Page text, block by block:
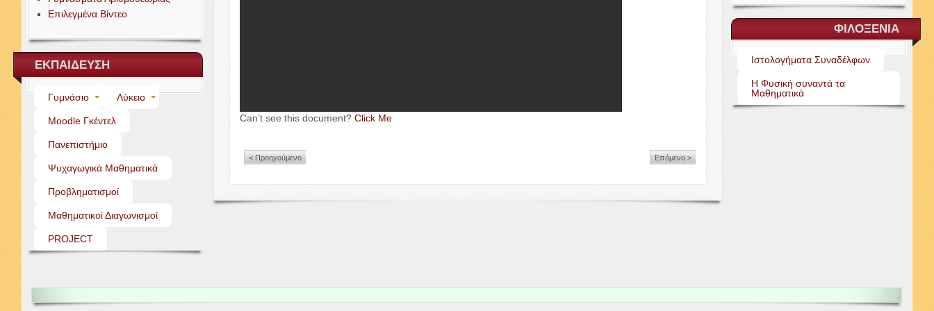
Επιλεγμένα Βίντεο
ΕΚΠΑΙΔΕΥΣΗ
Γυμνάσιο Λύκειο
Moo­dle Γκέντελ
Πανεπιστήμιο
Ψυχαγωγικά Μαθηματικά
Προβληματισμοί
Μαθηματικοί Διαγωνισμοί
PROJECT
Can’t see this doc­u­ment? Click Me
< Προηγούμενο Επόμενο >
ΦΙΛΟΞΕΝΙΑ
Ιστολογήματα Συναδέλφων
Η Φυσική συναντά τα
Μαθηματικά